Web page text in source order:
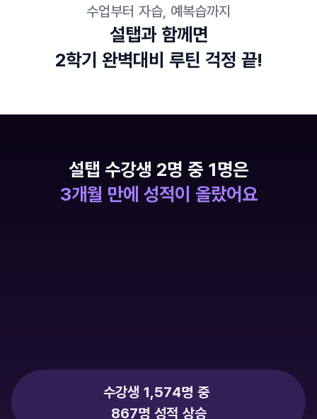
수업부터 자습, 예복습까지
설탭과 함께면
2학기 완벽대비 루틴 걱정 끝!
설탭 수강생 2명 중 1명은
3개월 만에 성적이 올랐어요
수강생 1,574명 중
867명 성적 상승